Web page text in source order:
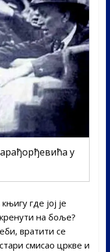
у
где јој је
на боље?
вратити се
смисао цркве и